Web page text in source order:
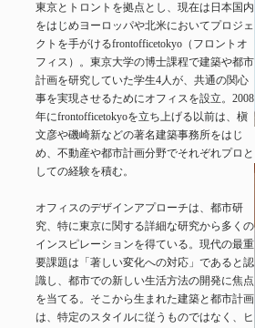
東京とトロントを拠点とし、現在は日本国内
をはじめヨーロッパや北米においてプロジェ
クトを手がけるfrontofficetokyo（フロントオ
フィス）。東京大学の博士課程で建築や都市
計画を研究していた学生4人が、共通の関心
事を実現させるためにオフィスを設立。2008
年にfrontofficetokyoを立ち上げる以前は、槇
文彦や磯崎新などの著名建築事務所をはじ
め、不動産や都市計画分野でそれぞれプロと
しての経験を積む。
オフィスのデザインアプローチは、都市研
究、特に東京に関する詳細な研究から多くの
インスピレーションを得ている。現代の最重
要課題は「著しい変化への対応」であると認
識し、都市での新しい生活方法の開発に焦点
を当てる。そこから生まれた建築と都市計画
は、特定のスタイルに従うものではなく、ヒ